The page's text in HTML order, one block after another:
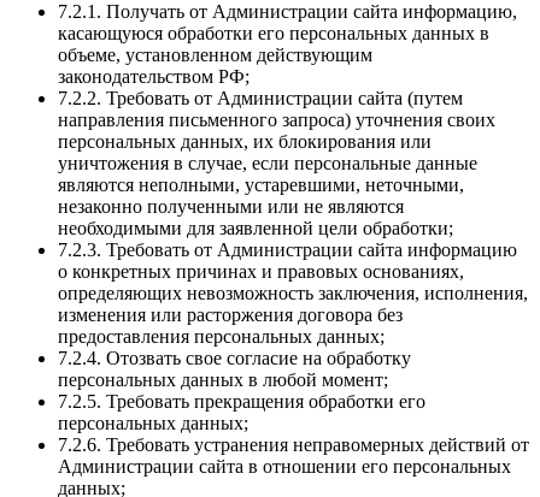
7.2.1. Получать от Администрации сайта информацию,
касающуюся обработки его персональных данных в
объеме, установленном действующим
законодательством РФ;
7.2.2. Требовать от Администрации сайта (путем
направления письменного запроса) уточнения своих
персональных данных, их блокирования или
уничтожения в случае, если персональные данные
являются неполными, устаревшими, неточными,
незаконно полученными или не являются
необходимыми для заявленной цели обработки;
7.2.3. Требовать от Администрации сайта информацию
о конкретных причинах и правовых основаниях,
определяющих невозможность заключения, исполнения,
изменения или расторжения договора без
предоставления персональных данных;
7.2.4. Отозвать свое согласие на обработку
персональных данных в любой момент;
7.2.5. Требовать прекращения обработки его
персональных данных;
7.2.6. Требовать устранения неправомерных действий от
Администрации сайта в отношении его персональных
данных;